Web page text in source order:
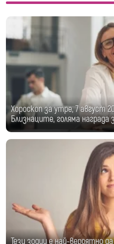
Хороскоп за утре, 7 август
Близнаците, голяма награда
Тези зодии е най-вероятно